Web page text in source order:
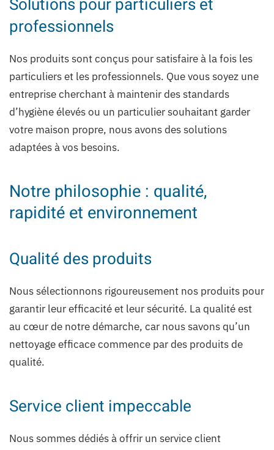
Solutions pour particuliers et
professionnels
Nos produits sont conçus pour satisfaire à la fois les
particuliers et les professionnels. Que vous soyez une
entreprise cherchant à maintenir des standards
d’hygiène élevés ou un particulier souhaitant garder
votre maison propre, nous avons des solutions
adaptées à vos besoins.
Notre philosophie : qualité,
rapidité et environnement
Qualité des produits
Nous sélectionnons rigoureusement nos produits pour
garantir leur efficacité et leur sécurité. La qualité est
au cœur de notre démarche, car nous savons qu’un
nettoyage efficace commence par des produits de
qualité.
Service client impeccable
Nous sommes dédiés à offrir un service client